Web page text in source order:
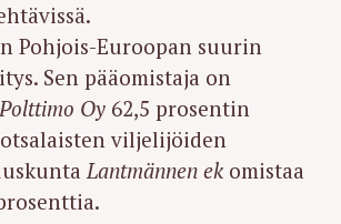
Pohjois-Euroopan suurin
Sen pääomistaja on
Polttimo Oy 62,5 prosentin
viljelijöiden
Lantmännen ek omistaa